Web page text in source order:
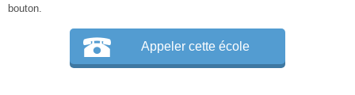
bouton.
Appeler cette école